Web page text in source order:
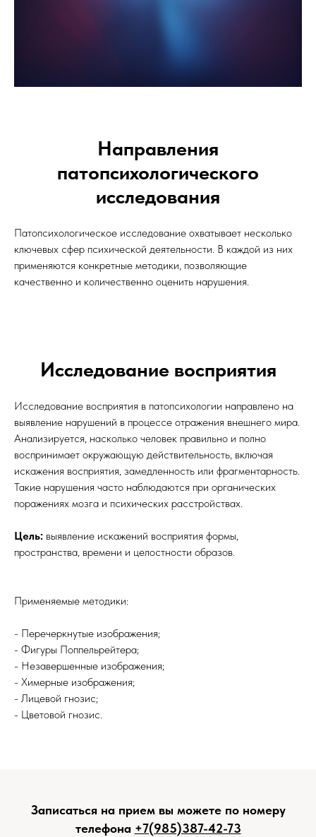
Направления
патопсихологического
исследования
Патопсихологическое исследование охватывает несколько
ключевых сфер психической деятельности. В каждой из них
применяются конкретные методики, позволяющие
качественно и количественно оценить нарушения.
Исследование восприятия
Исследование восприятия в патопсихологии направлено на
выявление нарушений в процессе отражения внешнего мира.
Анализируется, насколько человек правильно и полно
воспринимает окружающую действительность, включая
искажения восприятия, замедленность или фрагментарность.
Такие нарушения часто наблюдаются при органических
поражениях мозга и психических расстройствах.
Цель: выявление искажений восприятия формы,
пространства, времени и целостности образов.
Применяемые методики:
- Перечеркнутые изображения;
- Фигуры Поппельрейтера;
- Незавершенные изображения;
- Химерные изображения;
- Лицевой гнозис;
- Цветовой гнозис.
Записаться на прием вы можете по номеру
телефона +7(985)387-42-73